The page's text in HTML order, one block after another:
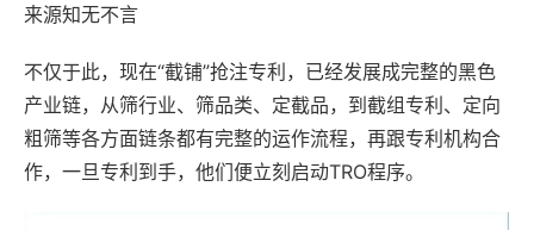
来源知无不言
不仅于此，现在“截铺”抢注专利，已经发展成完整的黑色
产业链，从筛行业、筛品类、定截品，到截组专利、定向
粗筛等各方面链条都有完整的运作流程，再跟专利机构合
作，一旦专利到手，他们便立刻启动TRO程序。